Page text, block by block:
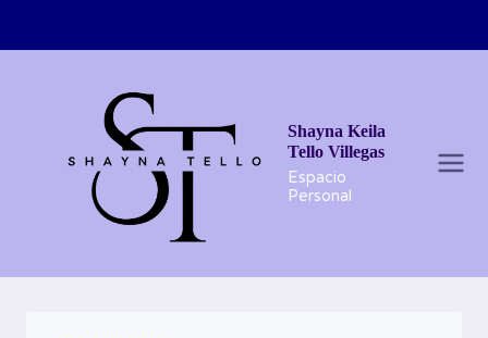
Shayna Keila
Tello Villegas
Espacio
Personal